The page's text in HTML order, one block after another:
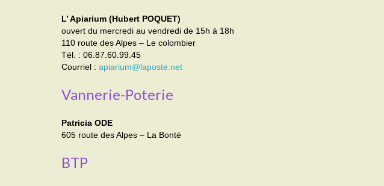
L’ Apiarium (Hubert POQUET)
ouvert du mercredi au vendredi de 15h à 18h
110 route des Alpes – Le colombier
Tél. : 06.87.60.99.45
Courriel : apiarium@laposte.net
Vannerie-Poterie
Patricia ODE
605 route des Alpes – La Bonté
BTP